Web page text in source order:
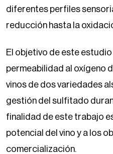
diferentes perfiles
reducción hasta la
El objetivo de este
permeabilidad al oxígeno
vinos de dos variedades
gestión del sulfitado
finalidad de este trabajo
potencial del vino y a los
comercialización.